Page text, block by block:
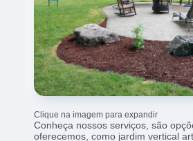
Clique na imagem para expandir
Conheça nossos serviços, são
oferecemos, como jardim vertical